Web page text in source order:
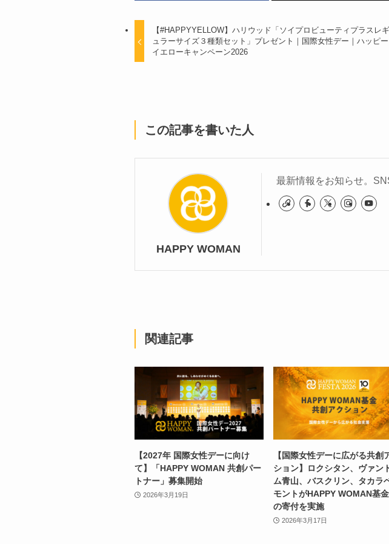
【#HAPPYYELLOW】ハリウッド「ソイプロビューティプラスレギ
ュラーサイズ３種類セット」プレゼント｜国際女性デー｜ハッピー
イエローキャンペーン2026
この記事を書いた人
HAPPY WOMAN
最新情報をお知らせ。
関連記事
【2027年 国際女性デーに向け
て】「HAPPY WOMAN 共創パー
トナー」募集開始
2026年3月19日
【国際女性デーに広がる共創
ション】ロクシタン、ヴァン
ム青山、バスクリン、タカラ
モントがHAPPY WOMAN基
の寄付を実施
2026年3月17日